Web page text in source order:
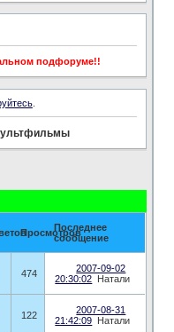
подфоруме!!
.
ПросмотровПоследнее
сообщение
474
2007-09-02
20:30:02 Натали
122
2007-08-31
21:42:09 Натали